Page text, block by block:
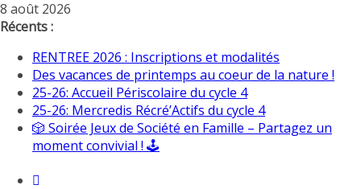
Passer
au
8 août 2026
Récents :
RENTREE 2026 : Inscriptions et modalités
Des vacances de printemps au coeur de la nature !
25-26: Accueil Périscolaire du cycle 4
25-26: Mercredis Récré’Actifs du cycle 4
🎲 Soirée Jeux de Société en Famille – Partagez un
moment convivial ! 🕹️